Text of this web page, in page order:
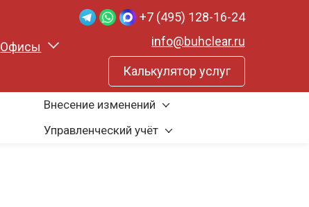
Офисы
+7 (495) 128-16-24
info@buhclear.ru
Калькулятор услуг
Внесение изменений
Управленческий учёт